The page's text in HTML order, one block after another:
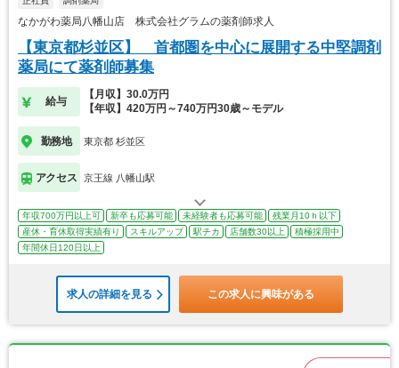
なかがわ薬局八幡山店 株式会社グラムの薬剤師求人
【東京都杉並区】 首都圏を中心に展開する中堅調剤
薬局にて薬剤師募集
給与
【月収】30.0万円
【年収】420万円～740万円30歳～モデル
勤務地 東京都 杉並区
アクセス 京王線 八幡山駅
年収700万円以上可 新卒も応募可能 未経験者も応募可能
残業月10ｈ以下
産休・育休取得実績有り
スキルアップ 駅チカ 店舗数30以上
積極採用中
年間休日120日以上
求人の詳細を見る この求人に興味がある